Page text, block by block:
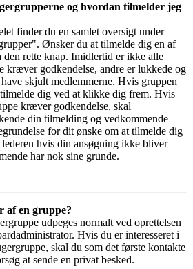
og hvordan tilmelder jeg
finder du en samlet oversigt under
Ønsker du at tilmelde dig en af
den rette knap. Imidlertid er ikke alle
kræver godkendelse, andre er lukkede og
skjult medlemmerne. Hvis gruppen
dig ved at klikke dig frem. Hvis
kræver godkendelse, skal
din tilmelding og vedkommende
for dit ønske om at tilmelde dig
hvis din ansøgning ikke bliver
har nok sine grunde.
af en gruppe?
udpeges normalt ved oprettelsen
Hvis du er interesseret i
skal du som det første kontakte
at sende en privat besked.